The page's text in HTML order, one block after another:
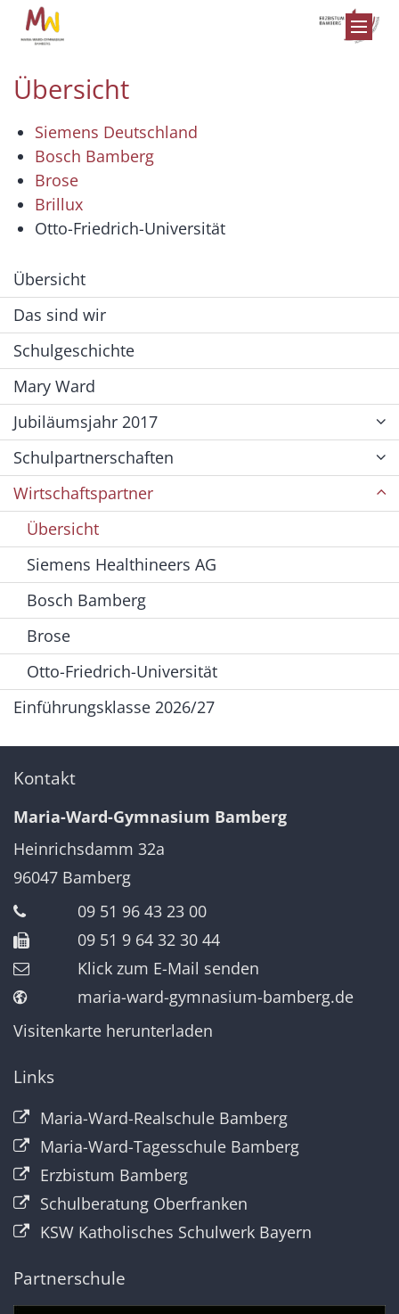
Zum Inhalt springen
Übersicht
Siemens Deutschland
Bosch Bamberg
Brose
Brillux
Otto-Friedrich-Universität
Übersicht
Das sind wir
Schulgeschichte
Mary Ward
Jubiläumsjahr 2017
Schulpartnerschaften
Wirtschaftspartner
Übersicht
Siemens Healthineers AG
Bosch Bamberg
Brose
Otto-Friedrich-Universität
Einführungsklasse 2026/27
Kontakt
Maria-Ward-Gymnasium Bamberg
Heinrichsdamm 32a
96047 Bamberg
09 51 96 43 23 00
09 51 9 64 32 30 44
Klick zum E-Mail senden
maria-ward-gymnasium-bamberg.de
Visitenkarte herunterladen
Links
Maria-Ward-Realschule Bamberg
Maria-Ward-Tagesschule Bamberg
Erzbistum Bamberg
Schulberatung Oberfranken
KSW Katholisches Schulwerk Bayern
Partnerschule